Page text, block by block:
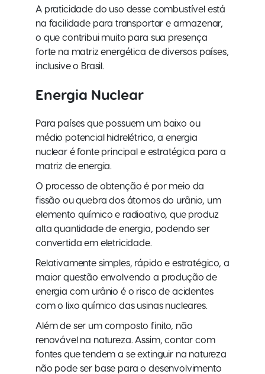
A praticidade do uso desse combustível está
na facilidade para transportar e armazenar,
o que contribui muito para sua presença
forte na matriz energética de diversos países,
inclusive o Brasil.
Energia Nuclear
Para países que possuem um baixo ou
médio potencial hidrelétrico, a energia
nuclear é fonte principal e estratégica para a
matriz de energia.
O processo de obtenção é por meio da
fissão ou quebra dos átomos do urânio, um
elemento químico e radioativo, que produz
alta quantidade de energia, podendo ser
convertida em eletricidade.
Relativamente simples, rápido e estratégico, a
maior questão envolvendo a produção de
energia com urânio é o risco de acidentes
com o lixo químico das usinas nucleares.
Além de ser um composto finito, não
renovável na natureza. Assim, contar com
fontes que tendem a se extinguir na natureza
não pode ser base para o desenvolvimento